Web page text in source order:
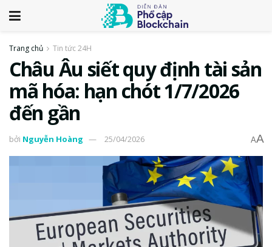
Trang chủ Tin tức 24H
Châu Âu siết quy định tài sản
mã hóa: hạn chót 1/7/2026
đến gần
bởi Nguyễn Hoàng 25/04/2026 AA